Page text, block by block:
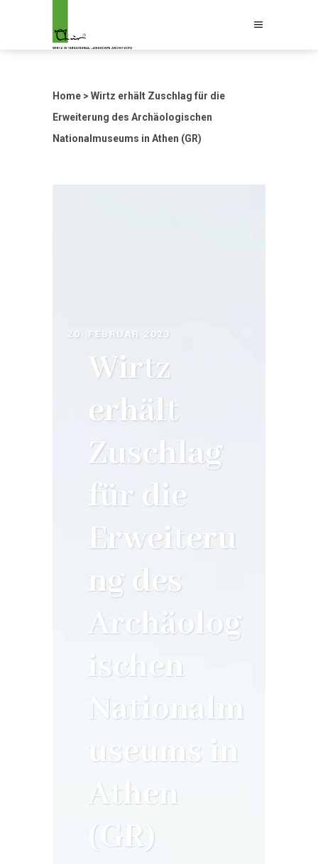
Home > Wirtz erhält Zuschlag für die
Erweiterung des Archäologischen
Nationalmuseums in Athen (GR)
20. FEBRUAR 2023
Wirtz
erhält
Zuschlag
für die
Erweiteru
ng des
Archäolog
ischen
Nationalm
useums in
Athen
(GR)